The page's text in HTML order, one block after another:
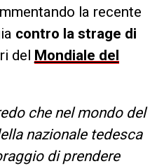
la recente
contro la strage di
del
Mondiale del
che nel mondo del
nazionale tedesca
di prendere